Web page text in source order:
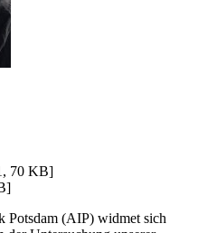
70 KB]
Potsdam (AIP) widmet sich